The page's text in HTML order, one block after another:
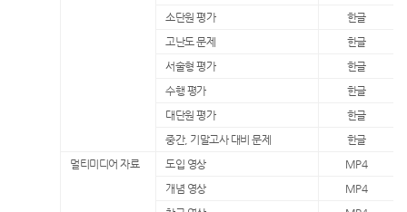
소단원 평가
한글
고난도 문제
한글
서술형 평가
한글
수행 평가
한글
대단원 평가
한글
중간, 기말고사 대비 문제
한글
멀티미디어 자료
도입 영상
MP4
개념 영상
MP4